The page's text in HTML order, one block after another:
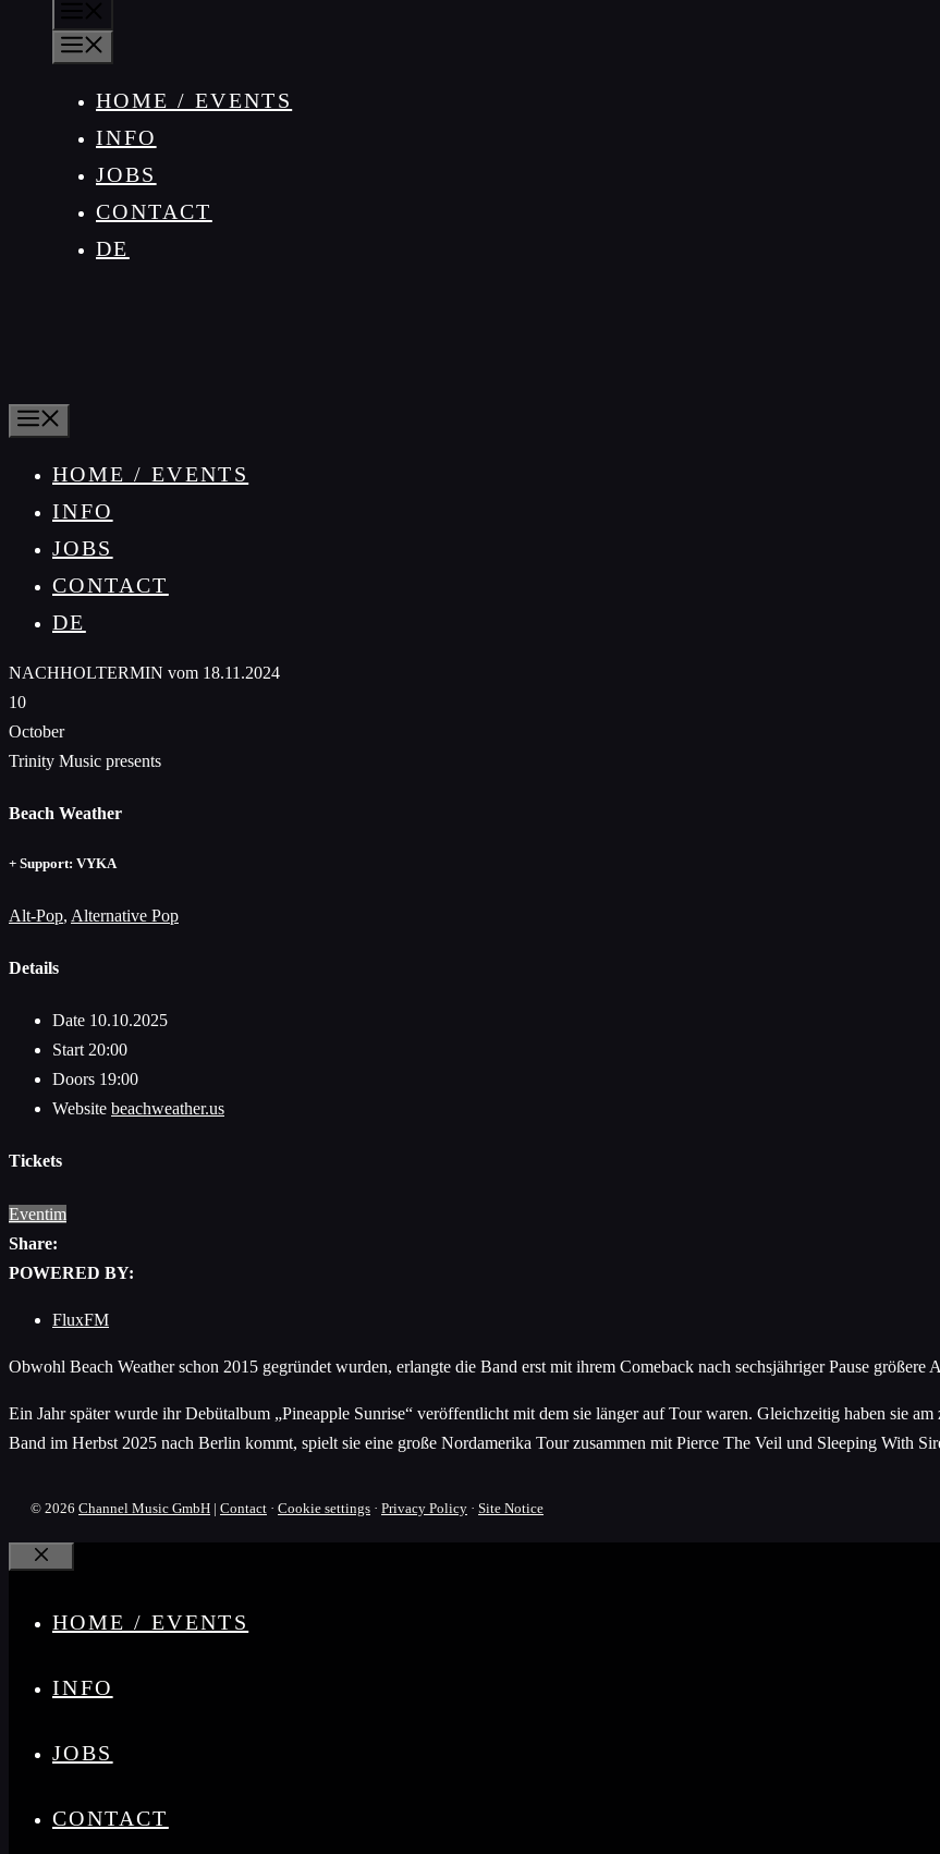
HOME / EVENTS
INFO
JOBS
CONTACT
DE
HOME / EVENTS
INFO
JOBS
CONTACT
DE
NACHHOLTERMIN vom 18.11.2024
10
October
Trinity Music presents
Beach Weather
+ Support: VYKA
Alt-Pop, Alternative Pop
Details
Date 10.10.2025
Start 20:00
Doors 19:00
Website beachweather.us
Tickets
Eventim
Share:
POWERED BY:
FluxFM
Obwohl Beach Weather schon 2015 gegründet wurden, erlangte die Band erst mit ihrem Comeback nach sechsjähriger Pause
Ein Jahr später wurde ihr Debütalbum „Pineapple Sunrise“ veröffentlicht mit dem sie länger auf Tour waren. Gleichzeitig haben sie
Band im Herbst 2025 nach Berlin kommt, spielt sie eine große Nordamerika Tour zusammen mit Pierce The Veil und Sleeping With
© 2026 Channel Music GmbH | Contact · Cookie settings · Privacy Policy · Site Notice
Close
HOME / EVENTS
INFO
JOBS
CONTACT